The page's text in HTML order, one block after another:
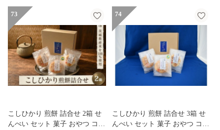
クス ギフト お中元 お歳暮 お土
産 大阪 河内長野 光栄ピーナッ
ツ
73
こしひかり 煎餅 詰合せ 2箱 せ
んべい セット 菓子 おやつ コシ
74
こしひかり 煎餅 詰合せ 3箱 せ
んべい セット 菓子 おやつ コシ